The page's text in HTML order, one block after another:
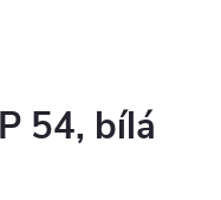
54, bílá